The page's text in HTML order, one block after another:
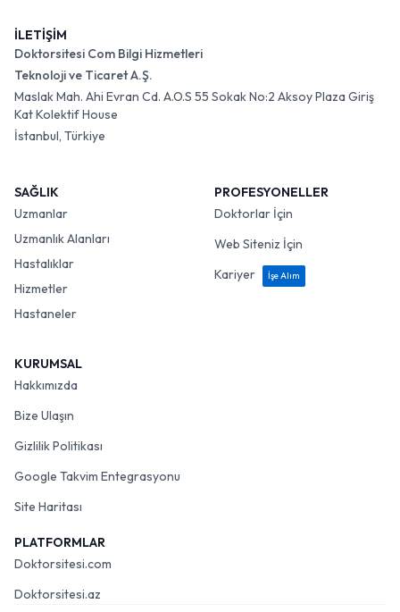
İLETİŞİM
Doktorsitesi Com Bilgi Hizmetleri
Teknoloji ve Ticaret A.Ş.
Maslak Mah. Ahi Evran Cd. A.O.S 55 Sokak No:2 Aksoy Plaza Giriş
Kat Kolektif House
İstanbul, Türkiye
SAĞLIK
Uzmanlar
Uzmanlık Alanları
Hastalıklar
Hizmetler
Hastaneler
PROFESYONELLER
Doktorlar İçin
Web Siteniz İçin
Kariyer
İşe Alım
KURUMSAL
Hakkımızda
Bize Ulaşın
Gizlilik Politikası
Google Takvim Entegrasyonu
Site Haritası
PLATFORMLAR
Doktorsitesi.com
Doktorsitesi.az